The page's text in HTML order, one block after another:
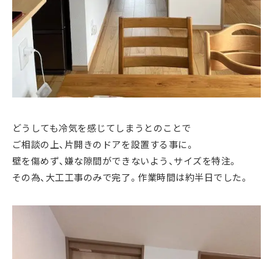
どうしても冷気を感じてしまうとのことで
ご相談の上、片開きのドアを設置する事に。
壁を傷めず、嫌な隙間ができないよう、サイズを特注。
その為、大工工事のみで完了。作業時間は約半日でした。